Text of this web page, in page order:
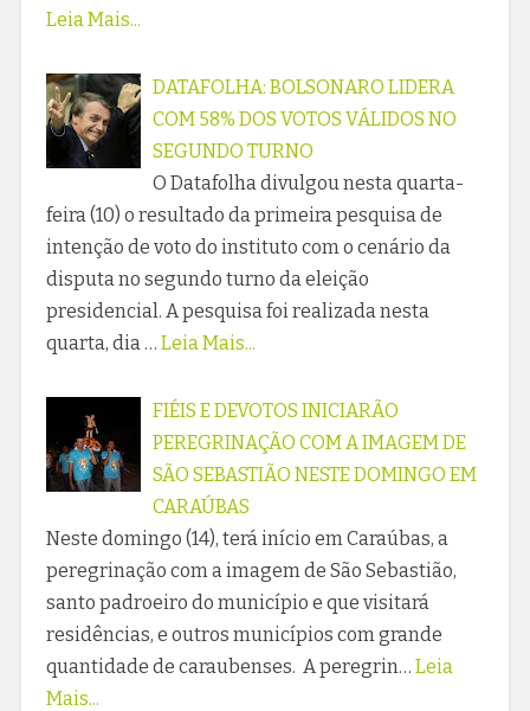
Leia Mais...
DATAFOLHA: BOLSONARO LIDERA
COM 58% DOS VOTOS VÁLIDOS NO
SEGUNDO TURNO
O Datafolha divulgou nesta quarta-
feira (10) o resultado da primeira pesquisa de
intenção de voto do instituto com o cenário da
disputa no segundo turno da eleição
presidencial. A pesquisa foi realizada nesta
quarta, dia … Leia Mais...
FIÉIS E DEVOTOS INICIARÃO
PEREGRINAÇÃO COM A IMAGEM DE
SÃO SEBASTIÃO NESTE DOMINGO EM
CARAÚBAS
Neste domingo (14), terá início em Caraúbas, a
peregrinação com a imagem de São Sebastião,
santo padroeiro do município e que visitará
residências, e outros municípios com grande
quantidade de caraubenses. A peregrin… Leia
Mais...